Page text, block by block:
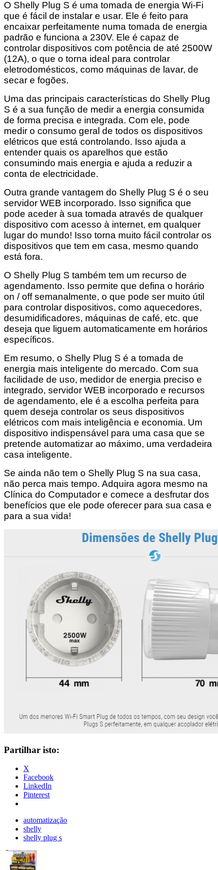
O Shelly Plug S é uma tomada de energia Wi-Fi
que é fácil de instalar e usar. Ele é feito para
encaixar perfeitamente numa tomada de energia
padrão e funciona a 230V. Ele é capaz de
controlar dispositivos com potência de até 2500W
(12A), o que o torna ideal para controlar
eletrodomésticos, como máquinas de lavar, de
secar e fogões.
Uma das principais características do Shelly Plug
S é a sua função de medir a energia consumida
de forma precisa e integrada. Com ele, pode
medir o consumo geral de todos os dispositivos
elétricos que está controlando. Isso ajuda a
entender quais os aparelhos que estão
consumindo mais energia e ajuda a reduzir a
conta de electricidade.
Outra grande vantagem do Shelly Plug S é o seu
servidor WEB incorporado. Isso significa que
pode aceder à sua tomada através de qualquer
dispositivo com acesso à internet, em qualquer
lugar do mundo! Isso torna muito fácil controlar os
dispositivos que tem em casa, mesmo quando
está fora.
O Shelly Plug S também tem um recurso de
agendamento. Isso permite que defina o horário
on / off semanalmente, o que pode ser muito útil
para controlar dispositivos, como aquecedores,
desumidificadores, máquinas de café, etc. que
deseja que liguem automaticamente em horários
específicos.
Em resumo, o Shelly Plug S é a tomada de
energia mais inteligente do mercado. Com sua
facilidade de uso, medidor de energia preciso e
integrado, servidor WEB incorporado e recursos
de agendamento, ele é a escolha perfeita para
quem deseja controlar os seus dispositivos
elétricos com mais inteligência e economia. Um
dispositivo indispensável para uma casa que se
pretende automatizar ao máximo, uma verdadeira
casa inteligente.
Se ainda não tem o Shelly Plug S na sua casa,
não perca mais tempo. Adquira agora mesmo na
Clínica do Computador e comece a desfrutar dos
benefícios que ele pode oferecer para sua casa e
para a sua vida!
Partilhar isto:
X
Facebook
LinkedIn
Pinterest
automatização
shelly
shelly plug s